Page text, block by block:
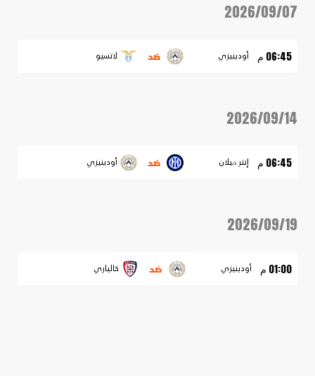
2026/09/07
06:45 م أودينيزي ضد لاتسيو
2026/09/14
06:45 م إنتر ميلان ضد أودينيزي
2026/09/19
01:00 م أودينيزي ضد كالياري